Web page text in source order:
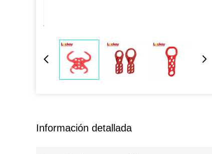
Información detallada